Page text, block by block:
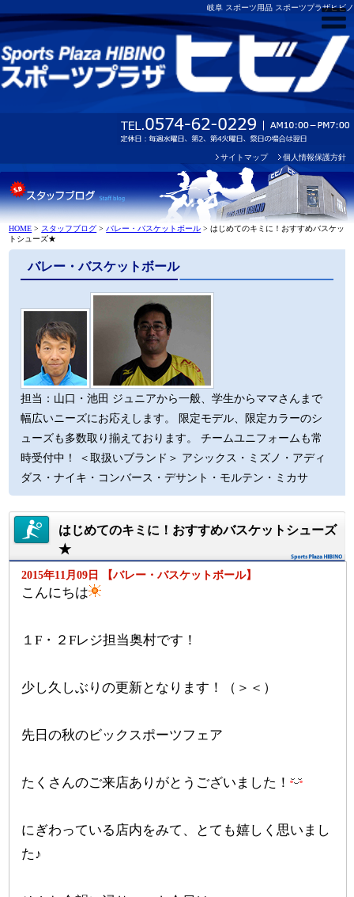
岐阜 スポーツ用品 スポーツプラザヒビノ
サイトマップ 個人情報保護方針
HOME > スタッフブログ > バレー・バスケットボール >はじめてのキミに！おすすめバスケッ
トシューズ★
バレー・バスケットボール
担当：山口・池田 ジュニアから一般、学生からママさんまで
幅広いニーズにお応えします。 限定モデル、限定カラーのシ
ューズも多数取り揃えております。 チームユニフォームも常
時受付中！ ＜取扱いブランド＞ アシックス・ミズノ・アディ
ダス・ナイキ・コンバース・デサント・モルテン・ミカサ
はじめてのキミに！おすすめバスケットシューズ
★
2015年11月09日 【バレー・バスケットボール】
こんにちは
１F・２Fレジ担当奥村です！
少し久しぶりの更新となります！（＞＜）
先日の秋のビックスポーツフェア
たくさんのご来店ありがとうございました！
にぎわっている店内をみて、とても嬉しく思いまし
た♪